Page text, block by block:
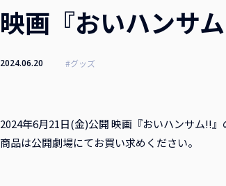
映画『おいハンサ
2024.06.20 #グッズ
2024年6月21日(金)公開 映画『おいハンサム!!』
商品は公開劇場にてお買い求めください。